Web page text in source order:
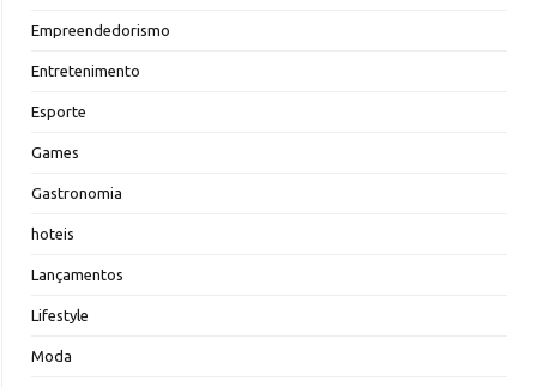
Empreendedorismo
Entretenimento
Esporte
Games
Gastronomia
hoteis
Lançamentos
Lifestyle
Moda